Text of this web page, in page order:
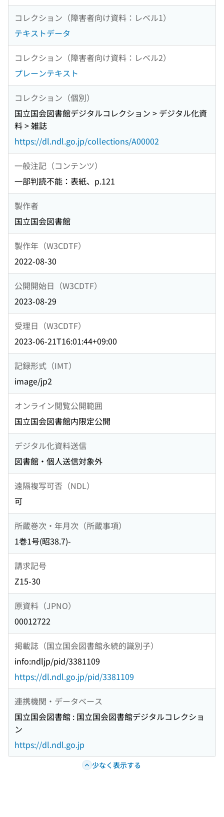
コレクション（障害者向け資料：レベル1）
テキストデータ
コレクション（障害者向け資料：レベル2）
プレーンテキスト
コレクション（個別）
国立国会図書館デジタルコレクション > デジタル化資
料 > 雑誌
https://dl.ndl.go.jp/collections/A00002
一般注記（コンテンツ）
一部判読不能：表紙、p.121
製作者
国立国会図書館
製作年（W3CDTF）
2022-08-30
公開開始日（W3CDTF）
2023-08-29
受理日（W3CDTF）
2023-06-21T16:01:44+09:00
記録形式（IMT）
image/jp2
オンライン閲覧公開範囲
国立国会図書館内限定公開
デジタル化資料送信
図書館・個人送信対象外
遠隔複写可否（NDL）
可
所蔵巻次・年月次（所蔵事項）
1巻1号(昭38.7)-
請求記号
Z15-30
原資料（JPNO）
00012722
掲載誌（国立国会図書館永続的識別子）
info:ndljp/pid/3381109
https://dl.ndl.go.jp/pid/3381109
連携機関・データベース
国立国会図書館 : 国立国会図書館デジタルコレクショ
ン
https://dl.ndl.go.jp
少なく表示する